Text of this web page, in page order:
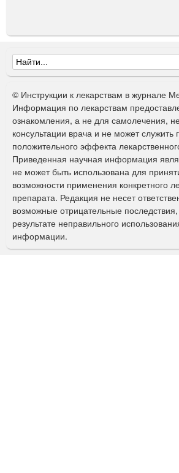
Ф
о
р
м
а
п
о
и
с
к
© Инструкции к лекарствам в журнале
Информация по лекарствам
ознакомления, а не для самолечения,
консультации врача и не может служить
положительного эффекта
Приведенная научная информация
не может быть использована для
возможности применения конкретного
препарата. Редакция не несет
возможные отрицательные
результате неправильного
информации.